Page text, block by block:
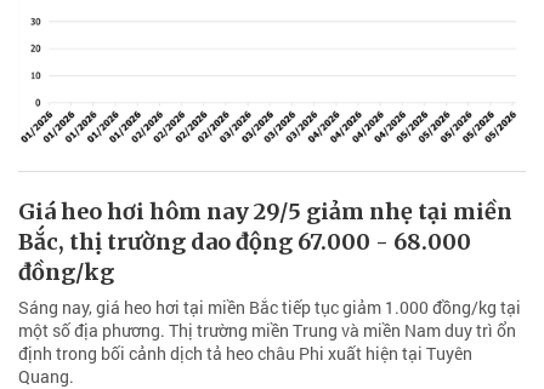
Giá heo hơi hôm nay 29/5 giảm nhẹ tại miền
Bắc, thị trường dao động 67.000 - 68.000
đồng/kg
Sáng nay, giá heo hơi tại miền Bắc tiếp tục giảm 1.000 đồng/kg tại
một số địa phương. Thị trường miền Trung và miền Nam duy trì ổn
định trong bối cảnh dịch tả heo châu Phi xuất hiện tại Tuyên
Quang.